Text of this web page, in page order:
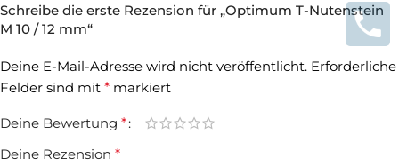
Schreibe die erste Rezension für „Optimum T-Nutenstein
M 10 / 12 mm“
Deine E-Mail-Adresse wird nicht veröffentlicht. Erforderliche
Felder sind mit * markiert
Deine Bewertung *
Deine Rezension *